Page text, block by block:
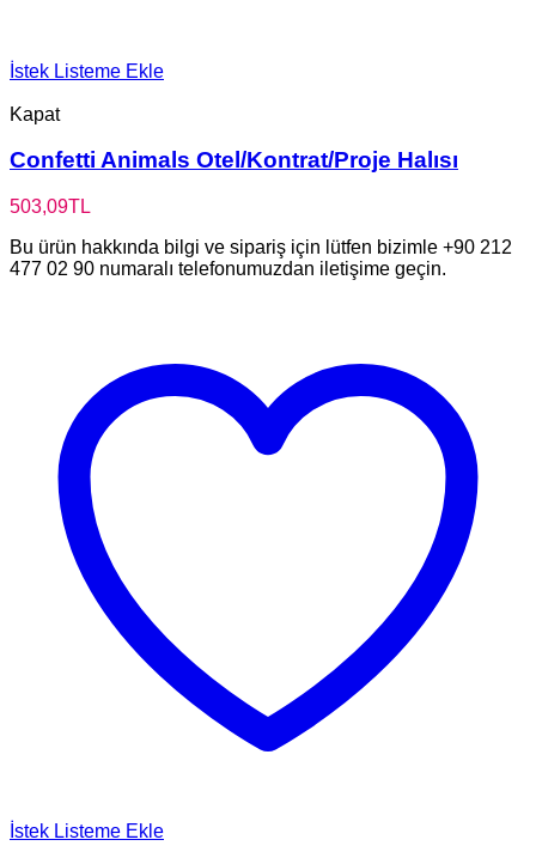
İstek Listeme Ekle
Kapat
Confetti Animals Otel/Kontrat/Proje Halısı
503,09TL
Bu ürün hakkında bilgi ve sipariş için lütfen bizimle +90 212
477 02 90 numaralı telefonumuzdan iletişime geçin.
İstek Listeme Ekle